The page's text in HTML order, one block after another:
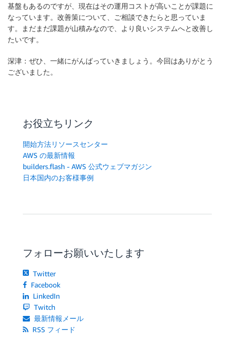
基盤もあるのですが、現在はその運用コストが高いことが課題に
なっています。改善策について、ご相談できたらと思っていま
す。まだまだ課題が山積みなので、より良いシステムへと改善し
たいです。
深津：ぜひ、一緒にがんばっていきましょう。今回はありがとう
ございました。
お役立ちリンク
開始方法リソースセンター
AWS の最新情報
builders.flash - AWS 公式ウェブマガジン
日本国内のお客様事例
フォローお願いいたします
Twitter
Facebook
LinkedIn
Twitch
最新情報メール
RSS フィード